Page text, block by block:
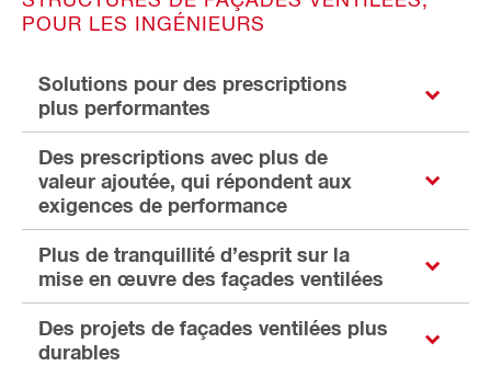
POUR LES INGÉNIEURS
Solutions pour des prescriptions
plus performantes
Des prescriptions avec plus de
valeur ajoutée, qui répondent aux
exigences de performance
Plus de tranquillité d’esprit sur la
mise en œuvre des façades ventilées
Des projets de façades ventilées plus
durables